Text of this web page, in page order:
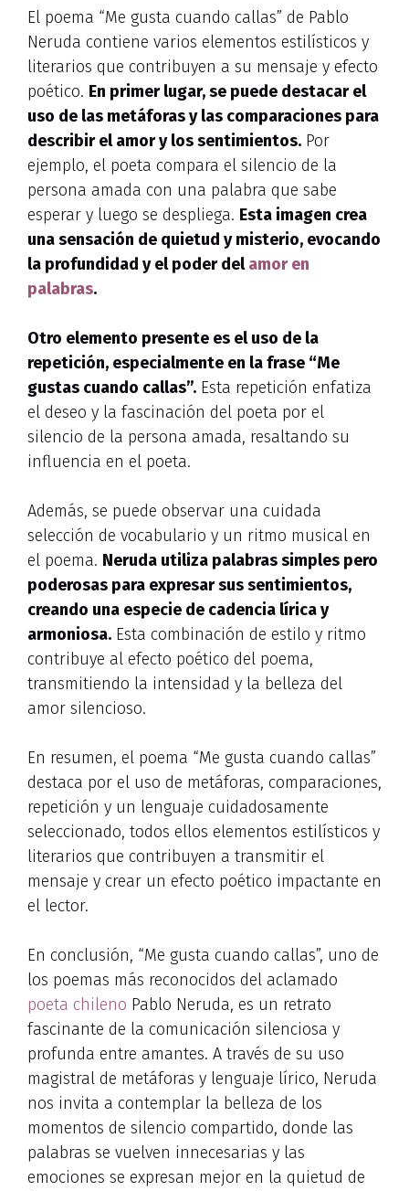
El poema “Me gusta cuando callas” de Pablo
Neruda contiene varios elementos estilísticos y
literarios que contribuyen a su mensaje y efecto
poético. En primer lugar, se puede destacar el
uso de las metáforas y las comparaciones para
describir el amor y los sentimientos. Por
ejemplo, el poeta compara el silencio de la
persona amada con una palabra que sabe
esperar y luego se despliega. Esta imagen crea
una sensación de quietud y misterio, evocando
la profundidad y el poder delamor en
palabras.
Otro elemento presente es el uso de la
repetición, especialmente en la frase “Me
gustas cuando callas”. Esta repetición enfatiza
el deseo y la fascinación del poeta por el
silencio de la persona amada, resaltando su
influencia en el poeta.
Además, se puede observar una cuidada
selección de vocabulario y un ritmo musical en
el poema. Neruda utiliza palabras simples pero
poderosas para expresar sus sentimientos,
creando una especie de cadencia lírica y
armoniosa. Esta combinación de estilo y ritmo
contribuye al efecto poético del poema,
transmitiendo la intensidad y la belleza del
amor silencioso.
En resumen, el poema “Me gusta cuando callas”
destaca por el uso de metáforas, comparaciones,
repetición y un lenguaje cuidadosamente
seleccionado, todos ellos elementos estilísticos y
literarios que contribuyen a transmitir el
mensaje y crear un efecto poético impactante en
el lector.
En conclusión, “Me gusta cuando callas”, uno de
los poemas más reconocidos del aclamado
poeta chileno Pablo Neruda, es un retrato
fascinante de la comunicación silenciosa y
profunda entre amantes. A través de su uso
magistral de metáforas y lenguaje lírico, Neruda
nos invita a contemplar la belleza de los
momentos de silencio compartido, donde las
palabras se vuelven innecesarias y las
emociones se expresan mejor en la quietud de